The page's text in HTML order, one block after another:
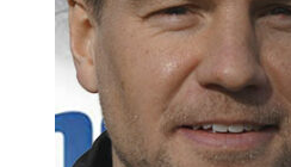
Information om GDPR
Search for: